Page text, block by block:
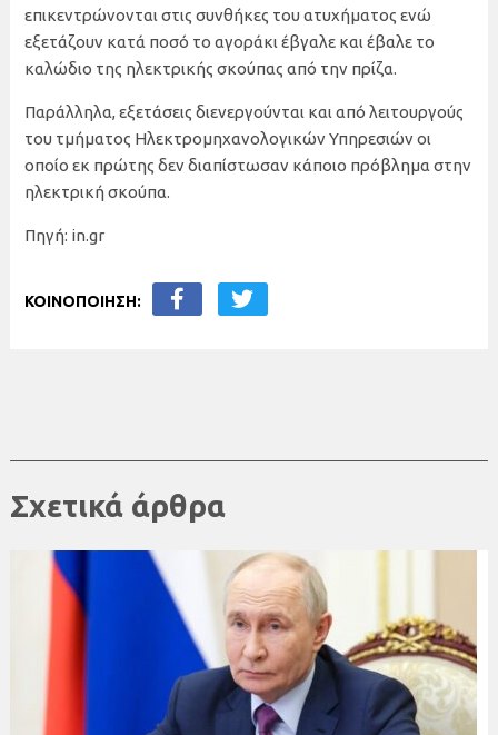
επικεντρώνονται στις συνθήκες του ατυχήματος ενώ
εξετάζουν κατά ποσό το αγοράκι έβγαλε και έβαλε το
καλώδιο της ηλεκτρικής σκούπας από την πρίζα.
Παράλληλα, εξετάσεις διενεργούνται και από λειτουργούς
του τμήματος Ηλεκτρομηχανολογικών Υπηρεσιών οι
οποίο εκ πρώτης δεν διαπίστωσαν κάποιο πρόβλημα στην
ηλεκτρική σκούπα.
Πηγή: in.gr
ΚΟΙΝΟΠΟΙΗΣΗ:
Σχετικά άρθρα